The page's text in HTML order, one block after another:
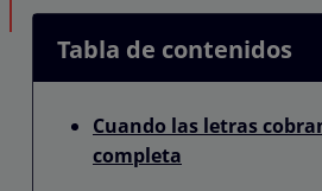
Tabla de contenidos
Cuando las letras
completa